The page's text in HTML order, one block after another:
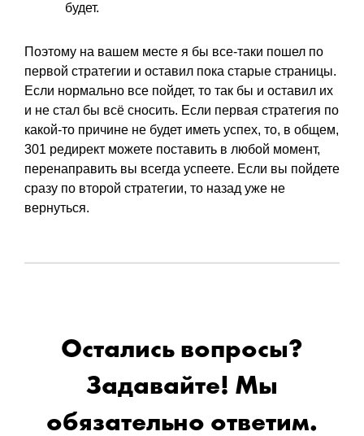
будет.
Поэтому на вашем месте я бы все-таки пошел по
первой стратегии и оставил пока старые страницы.
Если нормально все пойдет, то так бы и оставил их
и не стал бы всё сносить. Если первая стратегия по
какой-то причине не будет иметь успех, то, в общем,
301 редирект можете поставить в любой момент,
перенаправить вы всегда успеете. Если вы пойдете
сразу по второй стратегии, то назад уже не
вернуться.
Остались вопросы?
Задавайте! Мы
обязательно ответим.